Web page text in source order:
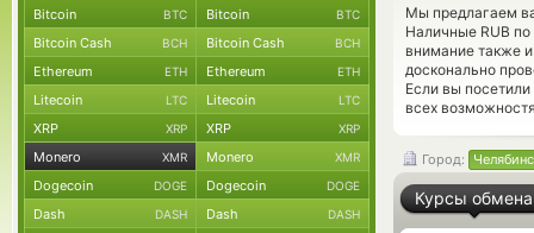
Мы предлагаем
Наличные RUB
внимание также
досконально
Если вы
всех
Город:
Курсы обмена
Bitcoin BTC Bitcoin BTC
Bitcoin Cash BCH Bitcoin Cash BCH
Ethereum ETH Ethereum ETH
Litecoin LTC Litecoin LTC
XRP XRP XRP XRP
Monero XMR Monero XMR
Dogecoin DOGE Dogecoin DOGE
Dash DASH Dash DASH